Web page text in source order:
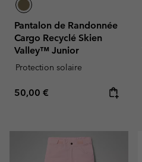
Pantalon de Randonnée
Cargo Recyclé Skien
Valley™ Junior
Protection solaire
Regular price:
50,00 €